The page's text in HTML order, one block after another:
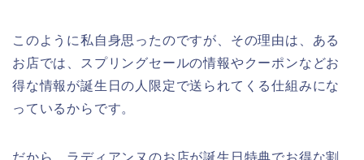
このように私自身思ったのですが、その理由は、ある
お店では、スプリングセールの情報やクーポンなどお
得な情報が誕生日の人限定で送られてくる仕組みにな
っているからです。
だから、ラディアンヌのお店が誕生日特典でお得な割